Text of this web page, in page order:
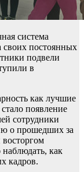
система
своих постоянных
подвели
в
как лучшие
появление
сотрудники
о прошедших за
наблюдать, как
кадров.